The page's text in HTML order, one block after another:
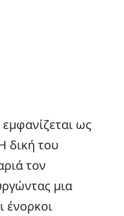
εμφανίζεται ως
δική του
τον
μια
ένορκοι